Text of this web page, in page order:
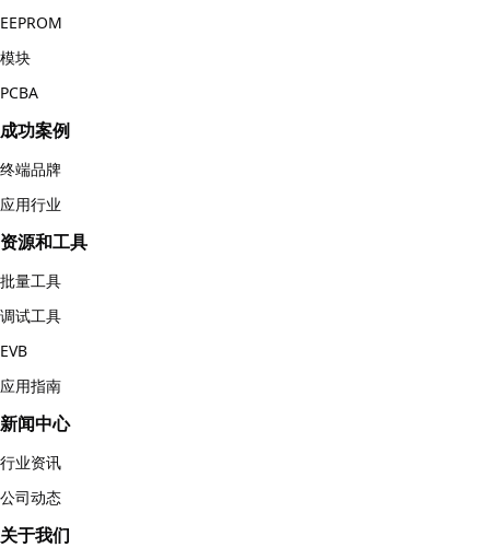
EEPROM
模块
PCBA
成功案例
终端品牌
应用行业
资源和工具
批量工具
调试工具
EVB
应用指南
新闻中心
行业资讯
公司动态
关于我们